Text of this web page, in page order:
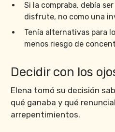
Si la compraba, debía
disfrute, no como una
Tenía alternativas para
menos riesgo de
Decidir con los
Elena tomó su decisión
qué ganaba y qué
arrepentimientos.